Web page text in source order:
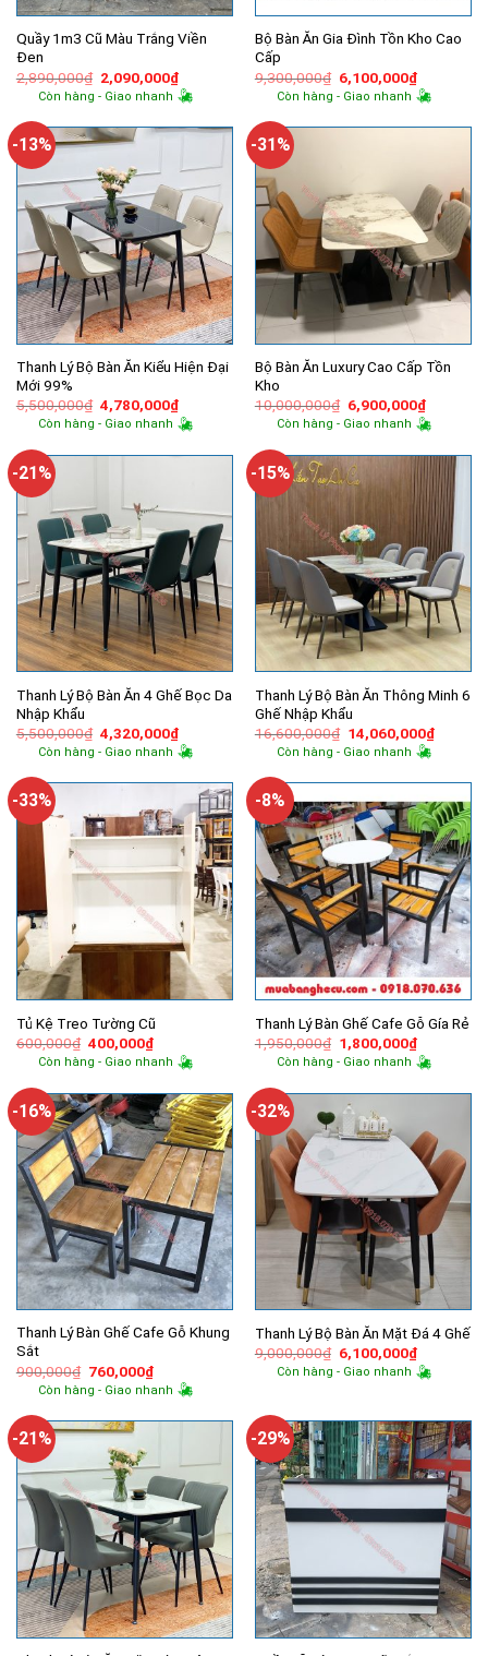
Quầy 1m3 Cũ Màu Trắng Viền
Đen
2,890,000₫ Giá
gốc
là:
2,090,000₫Giá
hiện
tại
2,090,000₫.
Còn hàng - Giao nhanh
Bộ Bàn Ăn Gia Đình Tồn Kho Cao
Cấp
9,300,000₫ Giá
gốc
là:
6,100,000₫Giá
hiện
tại
Còn hàng - Giao nhanh
-13%
Thanh Lý Bộ Bàn Ăn Kiểu Hiện Đại
Mới 99%
5,500,000₫ Giá
gốc
là:
4,780,000₫Giá
hiện
tại
4,780,000₫.
Còn hàng - Giao nhanh
-31%
Bộ Bàn Ăn Luxury Cao Cấp Tồn
Kho
10,000,000₫ Giá
gốc
là:
6,900,000₫Giá
hiện
tại
Còn hàng - Giao nhanh
-21%
Thanh Lý Bộ Bàn Ăn 4 Ghế Bọc Da
Nhập Khẩu
5,500,000₫ Giá
gốc
là:
4,320,000₫Giá
hiện
tại
4,320,000₫.
Còn hàng - Giao nhanh
-15%
Thanh Lý Bộ Bàn Ăn Thông Minh 6
Ghế Nhập Khẩu
16,600,000₫ Giá
gốc
là:
14,060,000₫Giá
hiện
Còn hàng - Giao nhanh
-33%
Tủ Kệ Treo Tường Cũ
600,000₫ Giá
gốc
là:
400,000₫Giá
hiện
tại
400,000₫.
Còn hàng - Giao nhanh
-8%
Thanh Lý Bàn Ghế Cafe Gỗ Gía Rẻ
1,950,000₫ Giá
gốc
là:
1,800,000₫Giá
hiện
tại
Còn hàng - Giao nhanh
-16%
Thanh Lý Bàn Ghế Cafe Gỗ Khung
Sắt
900,000₫ Giá
gốc
là:
760,000₫Giá
hiện
tại
760,000₫.
Còn hàng - Giao nhanh
-32%
Thanh Lý Bộ Bàn Ăn Mặt Đá 4 Ghế
9,000,000₫ Giá
gốc
là:
6,100,000₫Giá
hiện
tại
Còn hàng - Giao nhanh
-21% -29%